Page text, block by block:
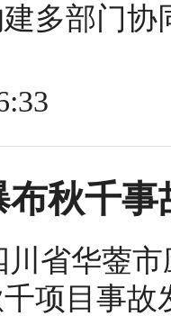
多部门
布秋千
川省华蓥
项目事